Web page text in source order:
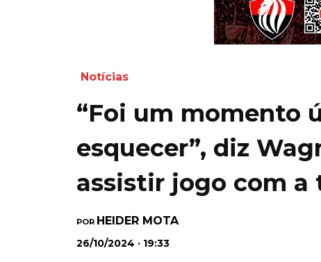
Notícias
“Foi um momento
esquecer”, diz
assistir jogo com a
POR HEIDER MOTA
26/10/2024 · 19:33